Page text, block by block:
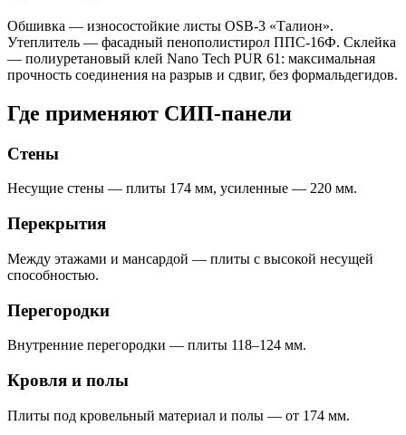
Обшивка — износостойкие листы OSB-3 «Талион».
Утеплитель — фасадный пенополистирол ППС-16Ф. Склейка
— полиуретановый клей Nano Tech PUR 61: максимальная
прочность соединения на разрыв и сдвиг, без формальдегидов.
Где применяют СИП-панели
Стены
Несущие стены — плиты 174 мм, усиленные — 220 мм.
Перекрытия
Между этажами и мансардой — плиты с высокой несущей
способностью.
Перегородки
Внутренние перегородки — плиты 118–124 мм.
Кровля и полы
Плиты под кровельный материал и полы — от 174 мм.